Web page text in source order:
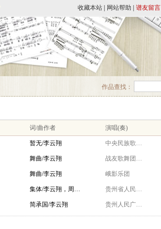
收藏本站 网站帮助 谱友留言
作品查找：
词/曲作者 演唱(奏)
暂无/李云翔 中央民族歌…
舞曲/李云翔 战友歌舞团…
舞曲/李云翔 峨影乐团
集体/李云翔，周… 贵州省人民…
简承国/李云翔 贵州人民广…